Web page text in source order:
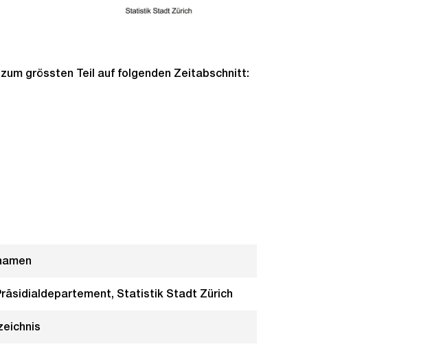
grössten Teil auf folgenden Zeitabschnitt:
Statistik Stadt Zürich